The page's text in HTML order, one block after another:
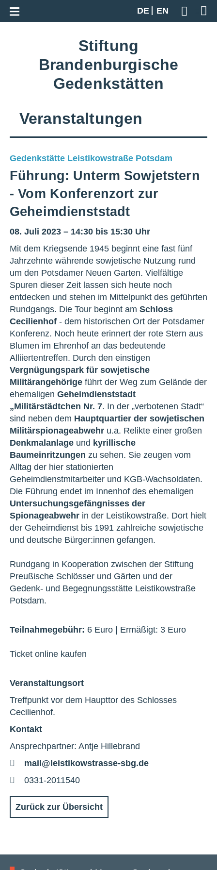
DE
EN
Geben
Zur Gesamtübersicht
Stiftung
Brandenburgische
Gedenkstätten
Veranstaltungen
Gedenkstätte Leistikowstraße Potsdam
Führung: Unterm Sowjetstern
- Vom Konferenzort zur
Geheimdienststadt
08. Juli 2023 – 14:30 bis 15:30 Uhr
Mit dem Kriegsende 1945 beginnt eine fast fünf
Jahrzehnte währende sowjetische Nutzung rund
um den Potsdamer Neuen Garten. Vielfältige
Spuren dieser Zeit lassen sich heute noch
entdecken und stehen im Mittelpunkt des geführten
Rundgangs. Die Tour beginnt am Schloss
Cecilienhof - dem historischen Ort der Potsdamer
Konferenz. Noch heute erinnert der rote Stern aus
Blumen im Ehrenhof an das bedeutende
Alliiertentreffen. Durch den einstigen
Vergnügungspark für sowjetische
Militärangehörige führt der Weg zum Gelände der
ehemaligen Geheimdienststadt
„Militärstädtchen Nr. 7. In der „verbotenen Stadt“
sind neben dem Hauptquartier der sowjetischen
Militärspionageabwehr u.a. Relikte einer großen
Denkmalanlage und kyrillische
Baumeinritzungen zu sehen. Sie zeugen vom
Alltag der hier stationierten
Geheimdienstmitarbeiter und KGB-Wachsoldaten.
Die Führung endet im Innenhof des ehemaligen
Untersuchungsgefängnisses der
Spionageabwehr in der Leistikowstraße. Dort hielt
der Geheimdienst bis 1991 zahlreiche sowjetische
und deutsche Bürger:innen gefangen.
Rundgang in Kooperation zwischen der Stiftung
Preußische Schlösser und Gärten und der
Gedenk- und Begegnungsstätte Leistikowstraße
Potsdam.
Teilnahmegebühr: 6 Euro | Ermäßigt: 3 Euro
Ticket online kaufen
Veranstaltungsort
Treffpunkt vor dem Haupttor des Schlosses
Cecilienhof.
Kontakt
Ansprechpartner: Antje Hillebrand
E-
Mail
mail@leistikowstrasse-sbg.de
Telefon
0331-2011540
Zurück zur Übersicht